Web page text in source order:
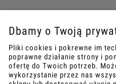
COPYRIGHT © 2021
TEMPISH.WYKONANIE:
Dbamy o Twoją
Pliki cookies i pokrewne im
poprawne działanie strony i
ofertę do Twoich potrzeb.
wykorzystanie przez nas